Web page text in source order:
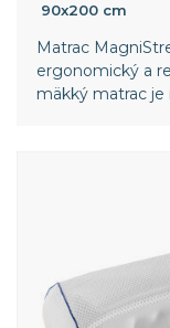
90x200 cm
Matrac
ergonomický a
mäkký matrac je